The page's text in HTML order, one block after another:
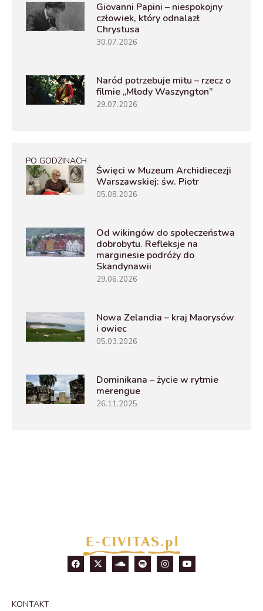
Giovanni Papini – niespokojny
człowiek, który odnalazł
Chrystusa
30.07.2026
Naród potrzebuje mitu – rzecz o
filmie „Młody Waszyngton”
29.07.2026
PO GODZINACH
Święci w Muzeum Archidiecezji
Warszawskiej: św. Piotr
05.08.2026
Od wikingów do społeczeństwa
dobrobytu. Refleksje na
marginesie podróży do
Skandynawii
29.06.2026
Nowa Zelandia – kraj Maorysów
i owiec
05.03.2026
Dominikana – życie w rytmie
merengue
26.11.2025
KONTAKT